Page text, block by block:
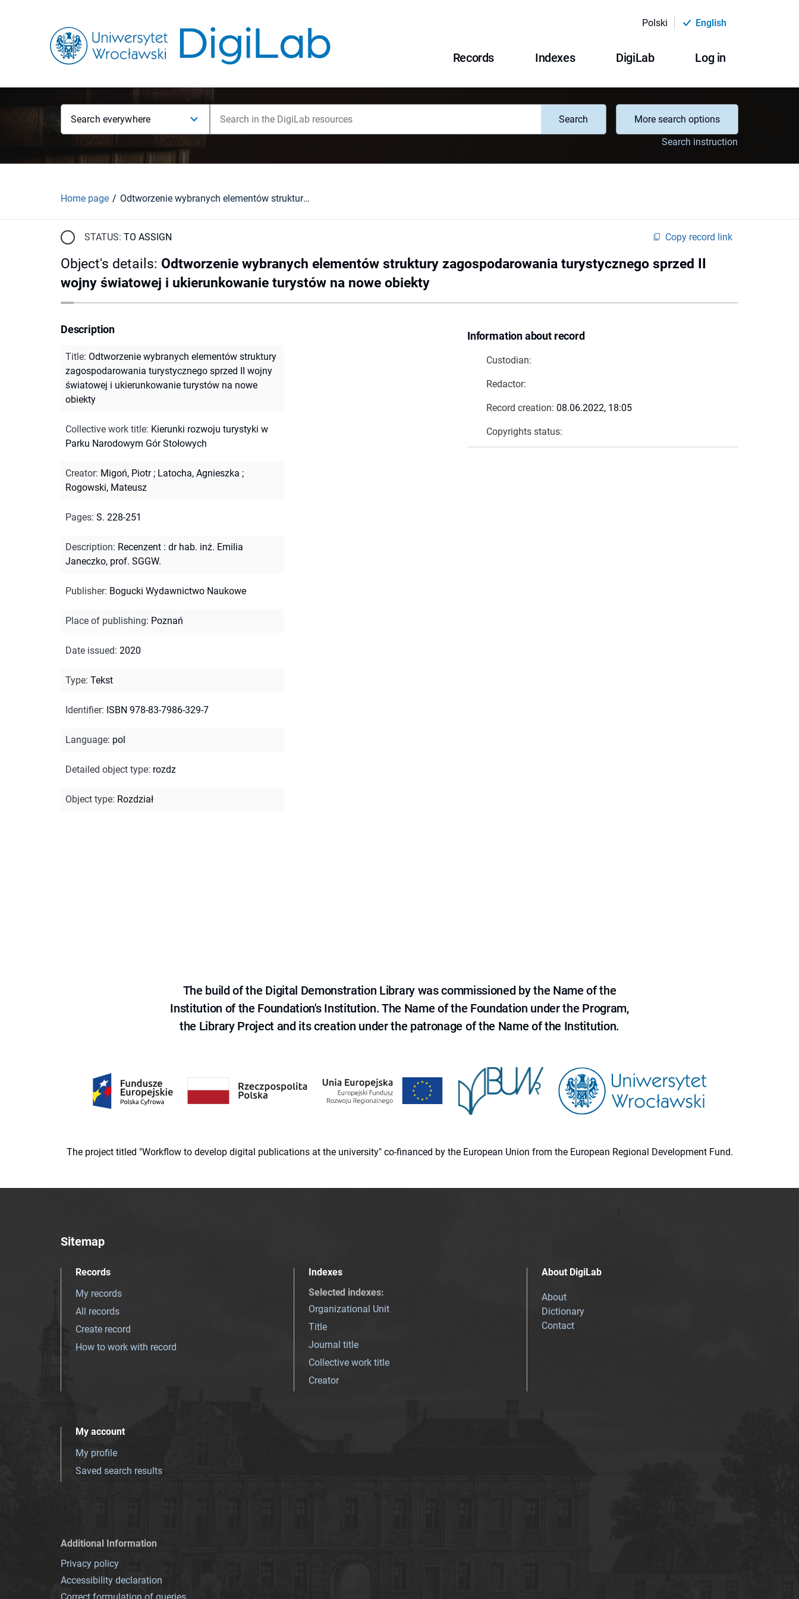
Polski English
Records Indexes DigiLab Log in
Search everywhere Search
More search options
Search instruction
Home page Odtworzenie wybranych elementów struktury zagospodarowania turystycznego sprzed II wojny światowej i ukierunkowanie turystów na nowe obiekty
STATUS: TO ASSIGN Copy record link
Object's details: Odtworzenie wybranych elementów struktury zagospodarowania turystycznego sprzed II
wojny światowej i ukierunkowanie turystów na nowe obiekty
Information about record
Custodian:
Redactor:
Record creation: 08.06.2022, 18:05
Copyrights status:
Description
Title: Odtworzenie wybranych elementów struktury
zagospodarowania turystycznego sprzed II wojny
światowej i ukierunkowanie turystów na nowe
obiekty
Collective work title: Kierunki rozwoju turystyki w
Parku Narodowym Gór Stołowych
Creator: Migoń, Piotr; Latocha, Agnieszka ;
Rogowski, Mateusz
Pages: S. 228-251
Description: Recenzent : dr hab. inż. Emilia
Janeczko, prof. SGGW.
Publisher: Bogucki Wydawnictwo Naukowe
Place of publishing: Poznań
Date issued: 2020
Type: Tekst
Identifier: ISBN 978-83-7986-329-7
Language: pol
Detailed object type: rozdz
Object type: Rozdział
The build of the Digital Demonstration Library was commissioned by the Name of the
Institution of the Foundation's Institution. The Name of the Foundation under the Program,
the Library Project and its creation under the patronage of the Name of the Institution.
The project titled "Workflow to develop digital publications at the university" co-financed by the European Union from the European Regional Development Fund.
Sitemap
Records
My records
All records
Create record
How to work with record
Indexes
Selected indexes:
Organizational Unit
Title
Journal title
Collective work title
Creator
About DigiLab
About
Dictionary
Contact
My account
My profile
Saved search results
Additional Information
Privacy policy
Accessibility declaration